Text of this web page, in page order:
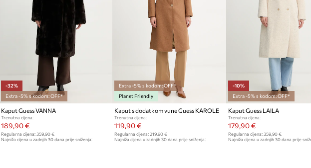
-32%
Extra -5% s kodom: OFF*
Kaput Guess VANNA
Trenutna cijena:
189,90 €
Regularna cijena:359,90 €
Najniža cijena u zadnjih 30 dana prije sniženja:
Extra -5% s kodom: OFF*
Planet Friendly
Kaput s dodatkom vune Guess KAROLE
Trenutna cijena:
119,90 €
Regularna cijena: 219,90 €
Najniža cijena u zadnjih 30 dana prije sniženja:
-10%
Extra -5% s kodom: OFF*
Kaput Guess LAILA
Trenutna cijena:
179,90 €
Regularna cijena: 359,90 €
Najniža cijena u zadnjih 30 dana prije